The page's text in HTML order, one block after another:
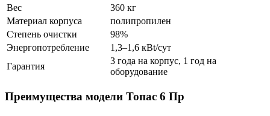
Вес
360 кг
Материал корпуса
полипропилен
Степень очистки
98%
Энергопотребление
1,3–1,6 кВt/сут
Гарантия
3 года на корпус, 1 год на
оборудование
Преимущества модели Топас 6 Пр